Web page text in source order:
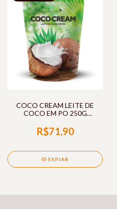
COCO CREAM LEITE DE
COCO EM PO 250G
R$71,90
ESPIAR